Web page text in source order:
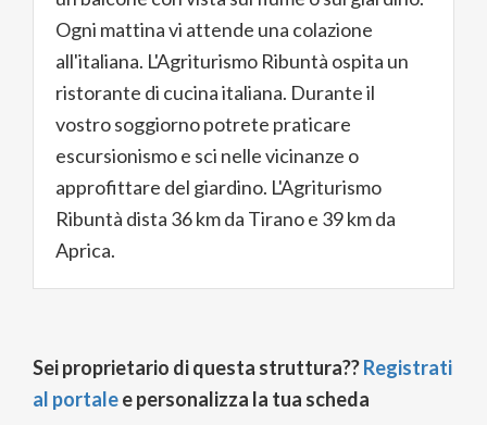
Ogni mattina vi attende una colazione
all'italiana. L'Agriturismo Ribuntà ospita un
ristorante di cucina italiana. Durante il
vostro soggiorno potrete praticare
escursionismo e sci nelle vicinanze o
approfittare del giardino. L'Agriturismo
Ribuntà dista 36 km da Tirano e 39 km da
Aprica.
Sei proprietario di questa struttura??Registrati
al portalee personalizza la tua scheda